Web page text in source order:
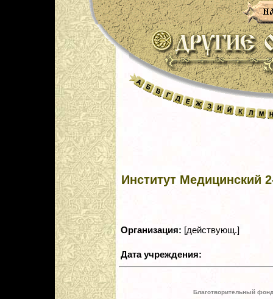
Институт Медицинский
Организация: [действующ.]
Дата учреждения:
Благотворительный